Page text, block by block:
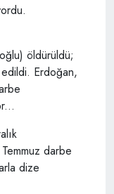
öldürüldü;
Erdoğan,
darbe
dize